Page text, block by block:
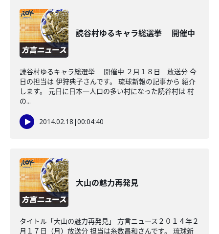
読谷村ゆるキャラ総選挙 開催中
読谷村ゆるキャラ総選挙 開催中 ２月１８日 放送分 今
日の担当は 伊狩典子さんです。 琉球新報の記事から 紹介
します。 元日に日本一人口の多い村になった読谷村は 村
の...
2014.02.18 |00:04:40
大山の魅力再発見
タイトル「大山の魅力再発見」 方言ニュース２０１４年２
月１７日（月）放送分 担当は糸数昌和さんです。 琉球新